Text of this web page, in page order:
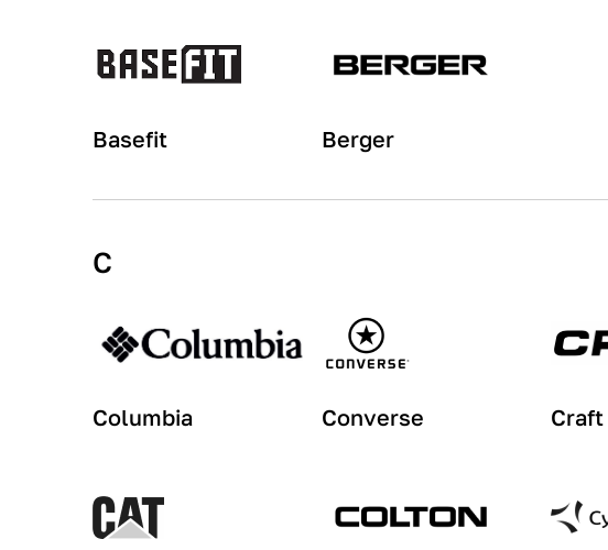
Basefit Berger
C
Columbia Converse Craft